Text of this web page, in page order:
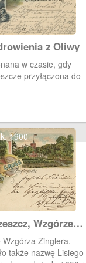
z Oliwy
w czasie, gdy
przyłączona do
1900
Wzgórze
Zinglera.
także nazwę Lisiego